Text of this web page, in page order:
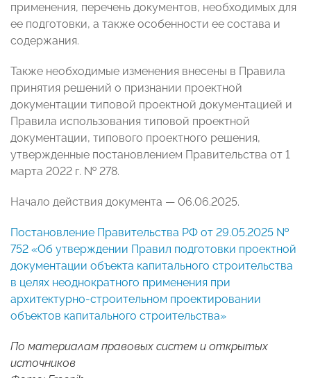
применения, перечень документов, необходимых для
ее подготовки, а также особенности ее состава и
содержания.
Также необходимые изменения внесены в Правила
принятия решений о признании проектной
документации типовой проектной документацией и
Правила использования типовой проектной
документации, типового проектного решения,
утвержденные постановлением Правительства от 1
марта 2022 г. № 278.
Начало действия документа — 06.06.2025.
Постановление Правительства РФ от 29.05.2025 №
752 «Об утверждении Правил подготовки проектной
документации объекта капитального строительства
в целях неоднократного применения при
архитектурно-строительном проектировании
объектов капитального строительства»
По материалам правовых систем и открытых
источников